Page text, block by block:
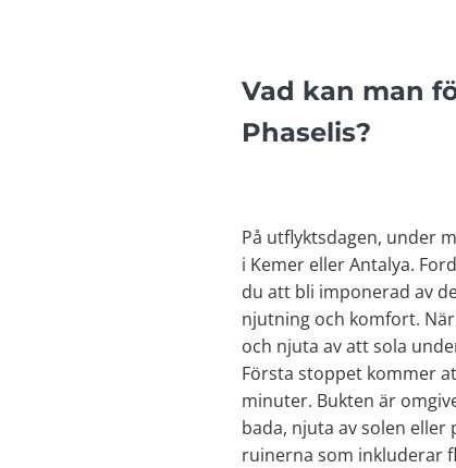
Vad kan man
Phaselis?
På utflyktsdagen, under
i Kemer eller Antalya.
du att bli imponerad av
njutning och komfort.
och njuta av att sola
Första stoppet kommer
minuter. Bukten är
bada, njuta av solen
ruinerna som inkluderar